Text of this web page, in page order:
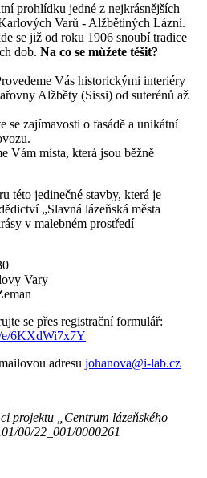
prohlídku jedné z nejkrásnějších
Varů - Alžbětiných Lázní.
se již od roku 1906 snoubí tradice
dob. Na co se můžete těšit?
Vás historickými interiéry
Alžběty (Sissi) od suterénů až
se zajímavosti o fasádě a unikátní
Vám místa, která jsou běžně
této jedinečné stavby, která je
„Slavná lázeňská města
v malebném prostředí
Vary
se přes registrační formulář:
e/6KXdWi7x7Y
adresu johanova@i-lab.cz
projektu „Centrum lázeňského
00/22_001/0000261